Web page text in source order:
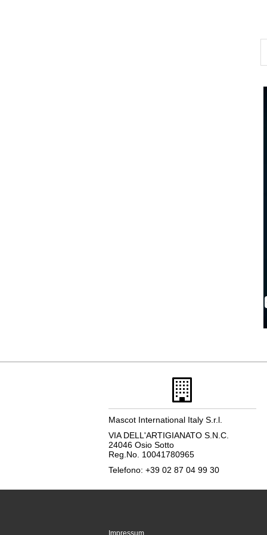
Mascot International Italy S.r.l.
VIA DELL'ARTIGIANATO S.N.C.
24046 Osio Sotto
Reg.No. 10041780965
Telefono: +39 02 87 04 99 30
Impressum